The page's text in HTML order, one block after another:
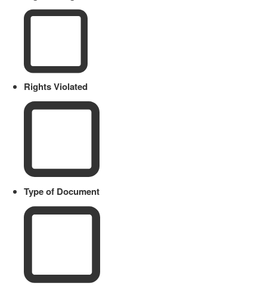
Rights Violated
Type of Document